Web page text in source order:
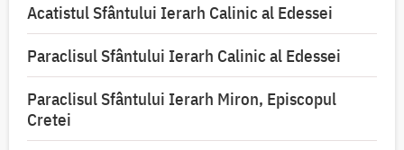
Acatistul Sfântului Ierarh Calinic al Edessei
Paraclisul Sfântului Ierarh Calinic al Edessei
Paraclisul Sfântului Ierarh Miron, Episcopul
Cretei